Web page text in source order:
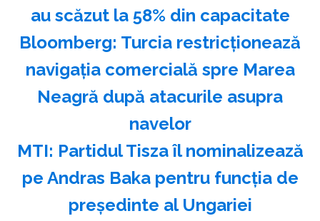
au scăzut la 58% din capacitate
Bloomberg: Turcia restricţionează
navigaţia comercială spre Marea
Neagră după atacurile asupra
navelor
MTI: Partidul Tisza îl nominalizează
pe Andras Baka pentru funcţia de
preşedinte al Ungariei